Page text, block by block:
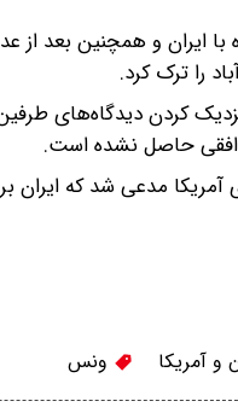
ایران و همچنین بعد
را ترک کرد.
کردن دیدگاه‌های
توافقی حاصل نشده است.
مدعی شد که ایران
و آمریکا ونس